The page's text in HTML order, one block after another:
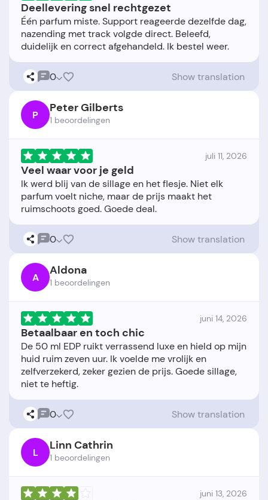
Deellevering snel rechtgezet
Één parfum miste. Support reageerde dezelfde dag,
nazending met track volgde direct. Beleefd,
0 Show translation
P Peter Gilberts
1 beoordelingen
juli 11, 2026
Veel waar voor je geld
Ik werd blij van de sillage en het flesje. Niet elk
parfum voelt niche, maar de prijs maakt het
0 Show translation
A Aldona
1 beoordelingen
juni 14, 2026
Betaalbaar en toch chic
De 50 ml EDP ruikt verrassend luxe en hield op mijn
huid ruim zeven uur. Ik voelde me vrolijk en
zelfverzekerd, zeker gezien de prijs. Goede sillage,
0 Show translation
L Linn Cathrin
1 beoordelingen
juni 13, 2026